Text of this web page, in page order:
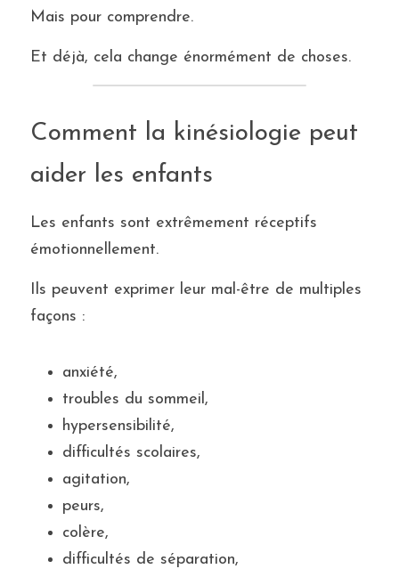
Mais pour comprendre.
Et déjà, cela change énormément de choses.
Comment la kinésiologie peut
aider les enfants
Les enfants sont extrêmement réceptifs
émotionnellement.
Ils peuvent exprimer leur mal-être de multiples
façons :
anxiété,
troubles du sommeil,
hypersensibilité,
difficultés scolaires,
agitation,
peurs,
colère,
difficultés de séparation,